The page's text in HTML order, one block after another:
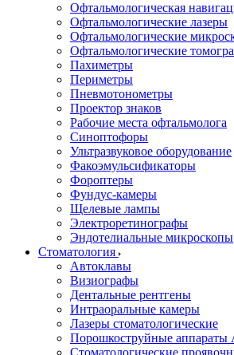
Офтальмологическая
Офтальмологические лазеры
Офтальмологические
Офтальмологические
Пахиметры
Периметры
Пневмотонометры
Проектор знаков
Рабочие места офтальмолога
Синоптофоры
Ультразвуковое оборудование
Факоэмульсификаторы
Фороптеры
Фундус-камеры
Щелевые лампы
Электроретинографы
Эндотелиальные микроскопы
Стоматология
Автоклавы
Визиографы
Дентальные рентгены
Интраоральные камеры
Лазеры стоматологические
Порошкоструйные аппараты
Стоматологические